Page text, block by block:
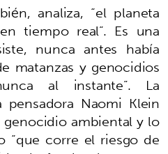
analiza, “el planeta
tiempo real”. Es una
nunca antes había
matanzas y genocidios
al instante”. La
Naomi Klein
ambiental y lo
“que corre el riesgo de